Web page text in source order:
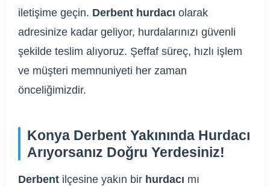
iletişime geçin. Derbent hurdacı olarak
adresinize kadar geliyor, hurdalarınızı güvenli
şekilde teslim alıyoruz. Şeffaf süreç, hızlı işlem
ve müşteri memnuniyeti her zaman
önceliğimizdir.
Konya Derbent Yakınında Hurdacı
Arıyorsanız Doğru Yerdesiniz!
Derbent ilçesine yakın bir hurdacı mı